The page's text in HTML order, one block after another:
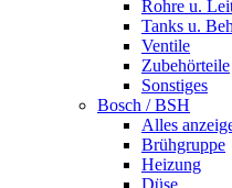
Rohre u.
Tanks u.
Ventile
Zubehörteile
Sonstiges
Bosch / BSH
Alles
Brühgruppe
Heizung
Düse